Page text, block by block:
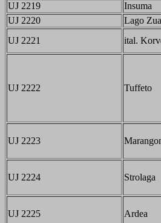
UJ 2219
Insuma
UJ 2220
Lago
UJ 2221
ital.
UJ 2222 Tuffeto
UJ 2223
UJ 2224 Strolaga
UJ 2225 Ardea